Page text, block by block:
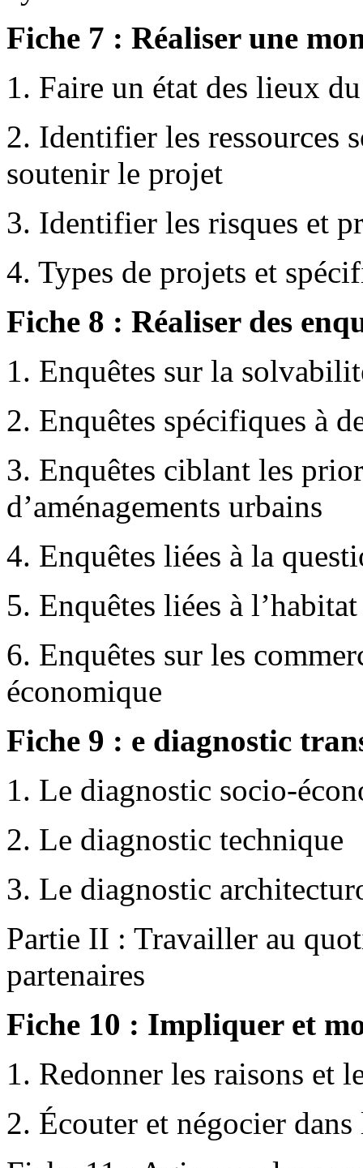
Fiche 7 : Réaliser une
1. Faire un état des lieux
2. Identifier les ressources
soutenir le projet
3. Identifier les risques et
4. Types de projets et
Fiche 8 : Réaliser des
1. Enquêtes sur la
2. Enquêtes spécifiques à
3. Enquêtes ciblant les
d’aménagements urbains
4. Enquêtes liées à la
5. Enquêtes liées à l’habitat
6. Enquêtes sur les
économique
Fiche 9 : e diagnostic
1. Le diagnostic socio-
2. Le diagnostic technique
3. Le diagnostic
Partie II : Travailler au
partenaires
Fiche 10 : Impliquer et
1. Redonner les raisons et
2. Écouter et négocier dans